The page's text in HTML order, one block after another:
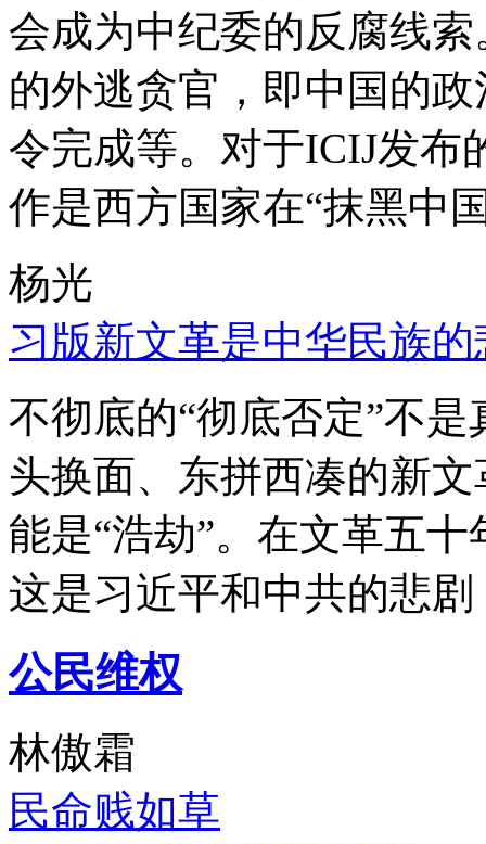
会成为中纪委的反腐线
的外逃贪官，即中国的
令完成等。对于ICIJ发布
作是西方国家在“抹黑中
杨光
习版新文革是中华民族的
不彻底的“彻底否定”不
头换面、东拼西凑的新
能是“浩劫”。在文革五
这是习近平和中共的悲
公民维权
林傲霜
民命贱如草